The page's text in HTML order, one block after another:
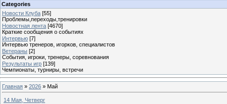
Categories
Новости Клуба [55]
Проблемы,переходы,тренировки
Новостная лента [4670]
Краткие сообщения о событиях
Интервью [7]
Интервью тренеров, игорков, специалистов
Ветераны [2]
События, игроки, тренеры, соревнования
Результаты игр [139]
Чемпионаты, турниры, встречи
Главная » 2026 » Май
14 Мая, Четверг